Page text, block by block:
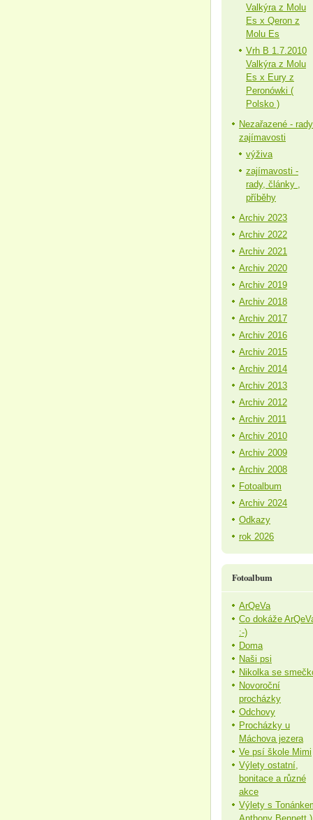
Valkýra z Molu
Es x Qeron z
Molu Es
Vrh B 1.7.2010
Valkýra z Molu
Es x Eury z
Peronówki (
Polsko )
Nezařazené -
zajímavosti
výživa
zajímavosti -
rady, články ,
příběhy
Archiv 2023
Archiv 2022
Archiv 2021
Archiv 2020
Archiv 2019
Archiv 2018
Archiv 2017
Archiv 2016
Archiv 2015
Archiv 2014
Archiv 2013
Archiv 2012
Archiv 2011
Archiv 2010
Archiv 2009
Archiv 2008
Fotoalbum
Archiv 2024
Odkazy
rok 2026
Fotoalbum
ArQeVa
Co dokáže
:-)
Doma
Naši psi
Nikolka se
Novoroční
procházky
Odchovy
Procházky u
Máchova jezera
Ve psí škole Mimi
Výlety ostatní,
bonitace a různé
akce
Výlety s